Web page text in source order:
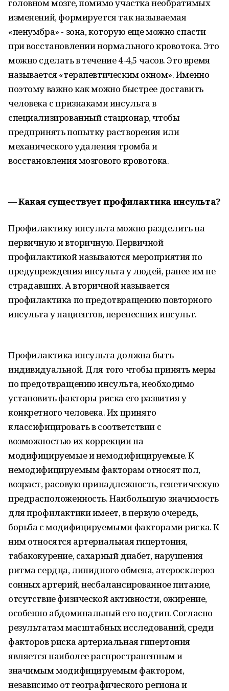
головном мозге, помимо участка необратимых
изменений, формируется так называемая
«пенумбра» - зона, которую еще можно спасти
при восстановлении нормального кровотока. Это
можно сделать в течение 4-4,5 часов. Это время
называется «терапевтическим окном». Именно
поэтому важно как можно быстрее доставить
человека с признаками инсульта в
специализированный стационар, чтобы
предпринять попытку растворения или
механического удаления тромба и
восстановления мозгового кровотока.
— Какая существует профилактика инсульта?
Профилактику инсульта можно разделить на
первичную и вторичную. Первичной
профилактикой называются мероприятия по
предупреждения инсульта у людей, ранее им не
страдавших. А вторичной называется
профилактика по предотвращению повторного
инсульта у пациентов, перенесших инсульт.
Профилактика инсульта должна быть
индивидуальной. Для того чтобы принять меры
по предотвращению инсульта, необходимо
установить факторы риска его развития у
конкретного человека. Их принято
классифицировать в соответствии с
возможностью их коррекции на
модифицируемые и немодифицируемые. К
немодифицируемым факторам относят пол,
возраст, расовую принадлежность, генетическую
предрасположенность. Наибольшую значимость
для профилактики имеет, в первую очередь,
борьба с модифицируемыми факторами риска. К
ним относятся артериальная гипертония,
табакокурение, сахарный диабет, нарушения
ритма сердца, липидного обмена, атеросклероз
сонных артерий, несбалансированное питание,
отсутствие физической активности, ожирение,
особенно абдоминальный его подтип. Согласно
результатам масштабных исследований, среди
факторов риска артериальная гипертония
является наиболее распространенным и
значимым модифицируемым фактором,
независимо от географического региона и